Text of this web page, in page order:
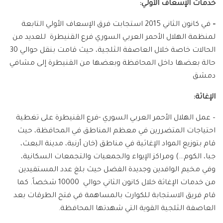
خدمات الإسعاف الأولي:
–
في كانون الثاني 2015 استجابت فرق الإسعاف الأولي التابعة
لمنظمة الهلال الأحمر العربي السوري فرع القنيطرة للعديد من
الحالات خاصة خلال العاصفة الثلجية، حيث قامت بنقل حوالي 30
حالة بعضها داخل المحافظة وبعضها من القنيطرة إلى مشافي
دمشق
الإغاثة:
– عمل الهلال الأحمر العربي السوري -فرع القنيطرة على تغطية
احتياجات المتضررين في معظم المناطق في المحافظة، حيث
قام بتوزيع المواد الإغاثية في مناطق (خان أرنبة، مدينة البعث،
جبا، الكوم…) ومراكز الإيواء والجمعيات والتجمعات السكانية،
وفي مخيم الوافدين وجديدة الفضل حيث بلغ عدد المستفيدين
من خدمات الإغاثة خلال كانون الثاني حوالي 10000 شخصاً. كما
قام فريق الاستجابة للكوارث بالمساهمة في فتح الطرقات بعد
العاصفة الثلجية القوية التي شهدتها المحافظة.